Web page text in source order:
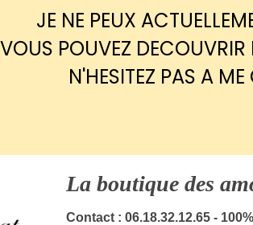
JE NE PEUX
VOUS POUVEZ
N'HESITEZ PAS A
La boutique des
Contact : 06.18.32.12.65 -